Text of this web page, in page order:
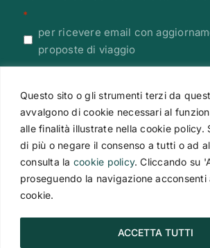
Questo sito o gli strumenti terzi da
avvalgono di cookie necessari al
alle finalità illustrate nella cookie policy.
di più o negare il consenso a tutti o ad
consulta la cookie policy. Cliccando su
proseguendo la navigazione acconsenti
cookie.
ACCETTA TUTTI
*
per ricevere email con
proposte di viaggio
CAPTCHA